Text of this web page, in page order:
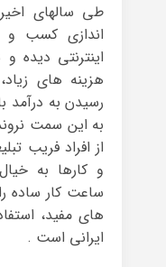
طی سالهای
اندازی کسب و
اینترنتی دیده
هزینه های
رسیدن به درآمد
به این سمت
از افراد فریب
و کارها به
ساعت کار ساده
های مفید،
ایرانی است .